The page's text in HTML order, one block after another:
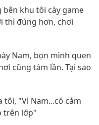
bên khu tôi cày game
thì đúng hơn, chơi
Nam, bọn mình quen
cũng tám lần. Tại sao
tôi, "Vì Nam...có cảm
trên lớp"